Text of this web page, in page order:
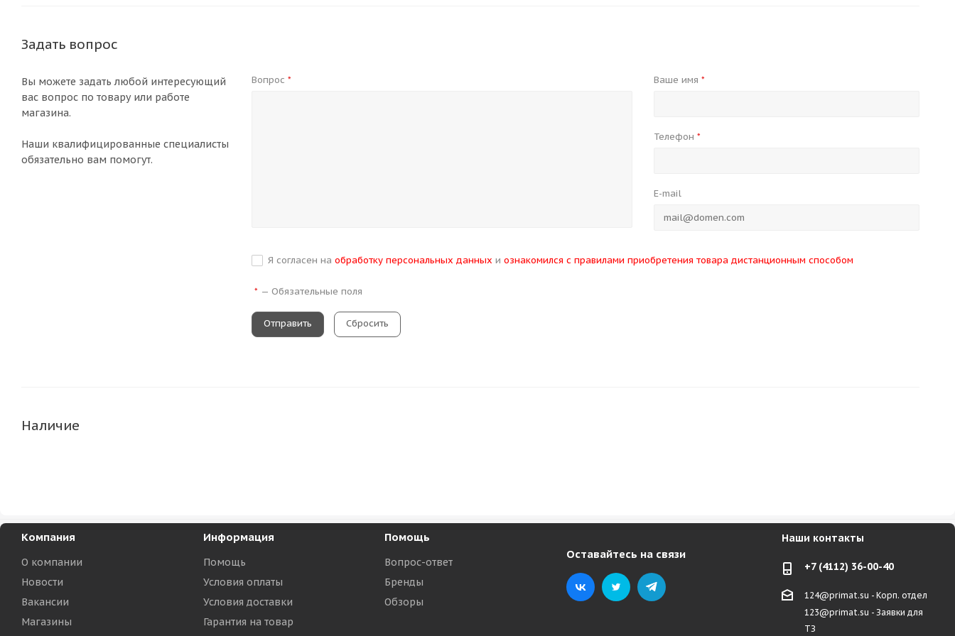
Задать вопрос
Вы можете задать любой интересующий
вас вопрос по товару или работе
магазина.
Наши квалифицированные специалисты
обязательно вам помогут.
Вопрос * Ваше имя *
Телефон *
E-mail
Я согласен на обработку персональных данных и ознакомился с правилами приобретения товара дистанционным способом
* — Обязательные поля
Сбросить
Наличие
Компания
О компании
Новости
Вакансии
Магазины
Информация
Помощь
Условия оплаты
Условия доставки
Гарантия на товар
Помощь
Вопрос-ответ
Бренды
Обзоры
Оставайтесь на связи
Наши контакты
+7 (4112) 36-00-40
124@primat.su - Корп. отдел
123@primat.su - Заявки для
ТЗ